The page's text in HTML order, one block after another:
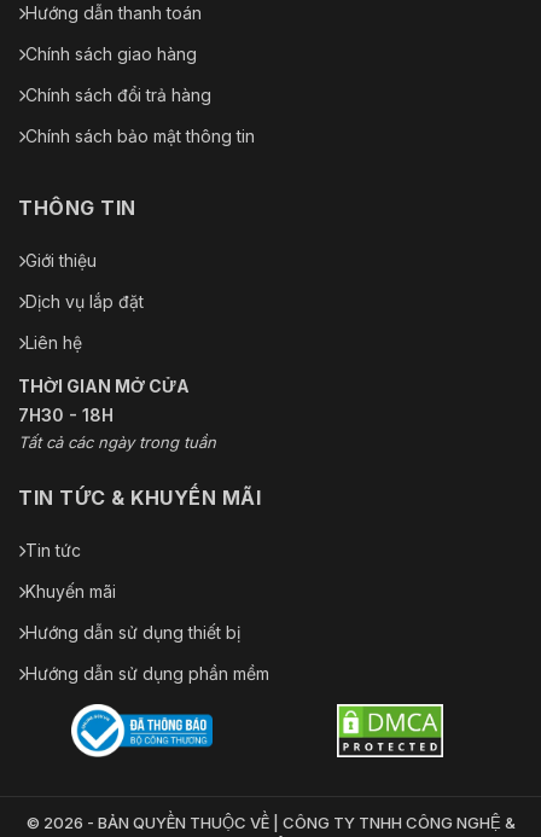
Hướng dẫn thanh toán
Chính sách giao hàng
Chính sách đổi trả hàng
Chính sách bảo mật thông tin
THÔNG TIN
Giới thiệu
Dịch vụ lắp đặt
Liên hệ
THỜI GIAN MỞ CỬA
7H30 - 18H
Tất cả các ngày trong tuần
TIN TỨC & KHUYẾN MÃI
Tin tức
Khuyến mãi
Hướng dẫn sử dụng thiết bị
Hướng dẫn sử dụng phần mềm
© 2026 - BẢN QUYỀN THUỘC VỀ | CÔNG TY TNHH CÔNG NGHỆ &